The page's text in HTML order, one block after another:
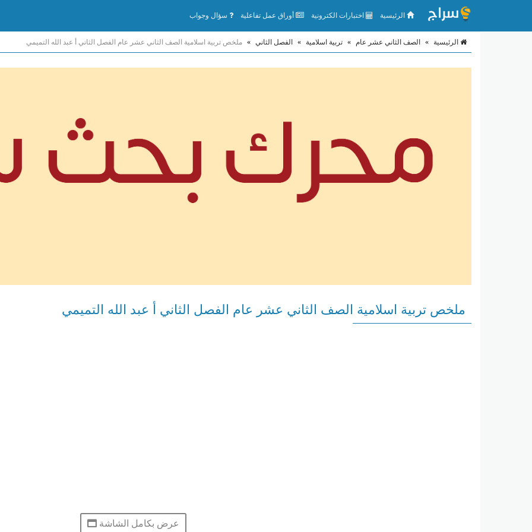
الرئيسية اختبارات الكترونية أوراق عمل تفاعلية سؤال وجواب
الرئيسية » الصف الثاني عشر عام » تربية اسلامية » الفصل الثاني » ملخص تربية اسلامية الصف الثاني عشر عام الفصل الثاني أ عبد الله التميمي
ملخص تربية اسلامية الصف الثاني عشر عام الفصل الثاني أ عبد الله التميمي
عرض بكامل الشاشة